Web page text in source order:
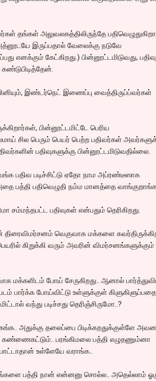
தங்கள் அலுவலகத்திலிருந்தே
இருப்பதால் வேலைக்கு நடுவே
எனக்கும் கேட்கிறது.) பின்னூட்டமிடுவது, பதிவு
இண்டர்நெட் இணைப்பு வைத்திருப்ப்வர்கள்
பின்னூட்டமிட்டே பெரிய
சில பெரும் பெயர் பெற்ற பதிவர்கள்
பதிவுகளுக்கு பின்னூட்டமிடுவதில்லை.
பதிவ படிச்சிட்டு ஏதோ நாம அப்ரண்டீஸாக
பத்தி பதிவெழுதி நம்ம மானத்தை
சம்மந்தபட்ட பதிவுகள் என்பதும் தெரிகிறது.
வெகுவாக மக்களை
கிறுக்கி வரும் அவரின் விமர்சனங்களுக்கும்
மக்களிடம் போய் சேருகிறது.. ஆனால்
பார்க்க போய்விட்டு உள்ளுக்குள் கிளுகிளுப்பதை
வந்து படிச்சது தெரிஞ்சிருமோ..?
அதுக்கு தலைப்பை பிடிக்கறதுக்குள்ளே
பரங்கிமலை பத்தி எழுதணும்னா
உள்ளேயே வராங்க..
பத்தி நான் என்னனு சொல்ல.. அதெல்லாம்